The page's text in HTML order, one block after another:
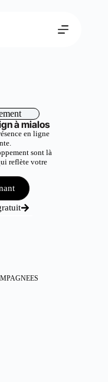
à mialos
en ligne
sont là
reflète votre